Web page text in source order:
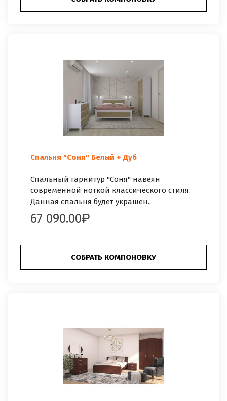
Спальня "Соня" Белый + Дуб
Спальный гарнитур "Соня" навеян
современной ноткой классического стиля.
Данная спальня будет украшен..
67 090.00
СОБРАТЬ КОМПОНОВКУ